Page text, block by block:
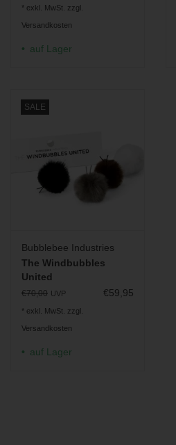
* exkl. MwSt. zzgl.
Versandkosten
auf Lager
SALE
Bubblebee Industries
The Windbubbles
United
€70,00 UVP €59,95
* exkl. MwSt. zzgl.
Versandkosten
auf Lager